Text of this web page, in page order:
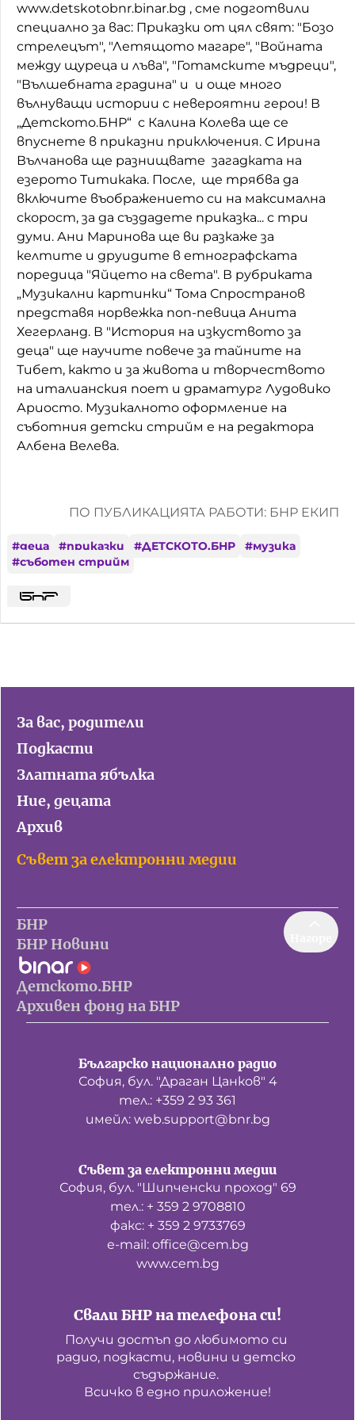
Домашен любимец
Питаме Ви
До ре ми
www.detskotobnr.binar.bg , сме подготвили
специално за вас: Приказки от цял свят: "Бозо
стрелецът", "Летящото магаре", "Войната
между щуреца и лъва", "Готамските мъдреци",
"Вълшебната градина" и и още много
вълнуващи истории с невероятни герои! В
„Детското.БНР“ с Калина Колева ще се
впуснете в приказни приключения. С Ирина
Вълчанова ще разнищвате загадката на
езерото Титикака. После, ще трябва да
включите въображението си на максимална
скорост, за да създадете приказка... с три
думи. Ани Маринова ще ви разкаже за
келтите и друидите в етнографската
поредица "Яйцето на света". В рубриката
„Музикални картинки“ Тома Спространов
представя норвежка поп-певица Анита
Хегерланд. В "История на изкуството за
деца" ще научите повече за тайните на
Тибет, както и за живота и творчеството
на италианския поет и драматург Лудовико
Ариосто. Музикалното оформление на
съботния детски стрийм е на редактора
Албена Велева.
ПО ПУБЛИКАЦИЯТА РАБОТИ: БНР ЕКИП
#деца #приказки #ДЕТСКОТО.БНР #музика
#съботен стрийм
За вас, родители
Подкасти
Златната ябълка
Ние, децата
Архив
Съвет за електронни медии
БНР
БНР Новини
Детското.БНР
Архивен фонд на БНР
Българско национално радио
София, бул. "Драган Цанков" 4
тел.: +359 2 93 361
имейл: web.support@bnr.bg
Свали БНР на телефона си!
Получи достъп до любимото си
радио, подкасти, новини и детско
съдържание.
Всичко в едно приложение!
Съвет за електронни медии
София, бул. "Шипченски проход" 69
тел.: + 359 2 9708810
факс: + 359 2 9733769
е-mail: office@cem.bg
www.cem.bg